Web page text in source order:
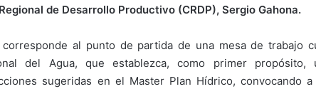
de Desarrollo Productivo (CRDP), Sergio Gahona.
al punto de partida de una mesa de trabajo
del Agua, que establezca, como primer propósito,
sugeridas en el Master Plan Hídrico, convocando a